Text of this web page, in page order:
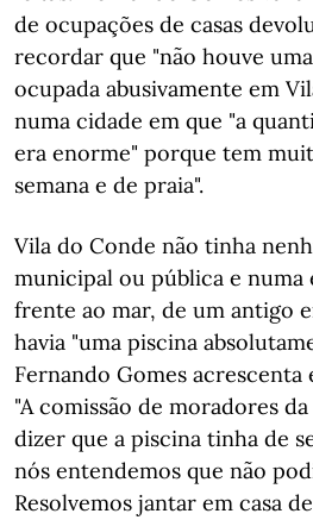
de ocupações de casas
recordar que "não houve
ocupada abusivamente em
numa cidade em que "a
era enorme" porque tem
semana e de praia".
Vila do Conde não tinha
municipal ou pública e numa
frente ao mar, de um antigo
havia "uma piscina
Fernando Gomes
"A comissão de moradores
dizer que a piscina tinha de
nós entendemos que não
Resolvemos jantar em casa